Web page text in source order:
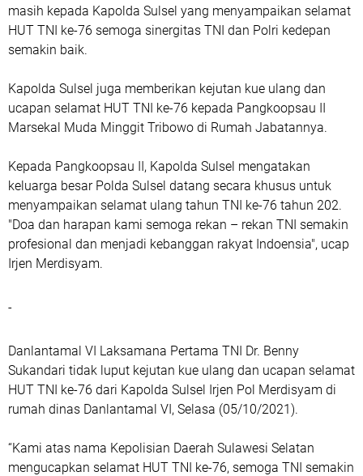
masih kepada Kapolda Sulsel yang menyampaikan selamat
HUT TNI ke-76 semoga sinergitas TNI dan Polri kedepan
semakin baik.
Kapolda Sulsel juga memberikan kejutan kue ulang dan
ucapan selamat HUT TNI ke-76 kepada Pangkoopsau II
Marsekal Muda Minggit Tribowo di Rumah Jabatannya.
Kepada Pangkoopsau II, Kapolda Sulsel mengatakan
keluarga besar Polda Sulsel datang secara khusus untuk
menyampaikan selamat ulang tahun TNI ke-76 tahun 202.
"Doa dan harapan kami semoga rekan – rekan TNI semakin
profesional dan menjadi kebanggan rakyat Indoensia", ucap
Irjen Merdisyam.
-
Danlantamal VI Laksamana Pertama TNI Dr. Benny
Sukandari tidak luput kejutan kue ulang dan ucapan selamat
HUT TNI ke-76 dari Kapolda Sulsel Irjen Pol Merdisyam di
rumah dinas Danlantamal VI, Selasa (05/10/2021).
“Kami atas nama Kepolisian Daerah Sulawesi Selatan
mengucapkan selamat HUT TNI ke-76, semoga TNI semakin